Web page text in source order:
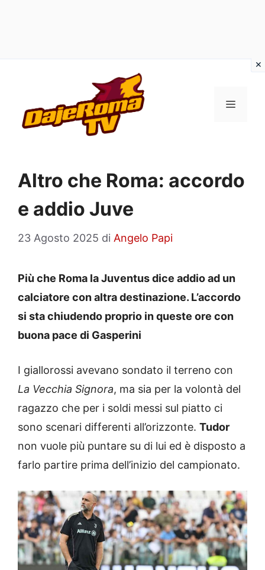
contenuto
MENU
Altro che Roma: accordo
e addio Juve
23 Agosto 2025 di Angelo Papi
Più che Roma la Juventus dice addio ad un
calciatore con altra destinazione. L’accordo
si sta chiudendo proprio in queste ore con
buona pace di Gasperini
I giallorossi avevano sondato il terreno con
La Vecchia Signora, ma sia per la volontà del
ragazzo che per i soldi messi sul piatto ci
sono scenari differenti all’orizzonte. Tudor
non vuole più puntare su di lui ed è disposto a
farlo partire prima dell’inizio del campionato.